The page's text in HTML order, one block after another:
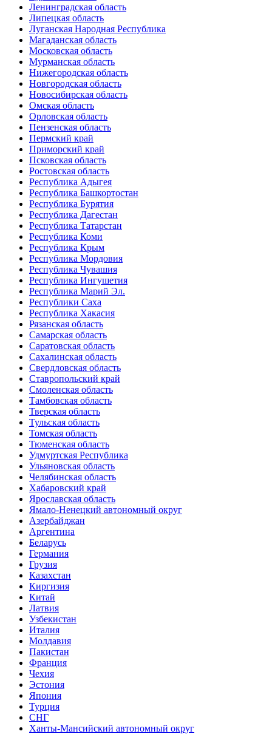
Ленинградская область
Липецкая область
Луганская Народная Республика
Магаданская область
Московская область
Мурманская область
Нижегородская область
Новгородская область
Новосибирская область
Омская область
Орловская область
Пензенская область
Пермский край
Приморский край
Псковская область
Ростовская область
Республика Адыгея
Республика Башкортостан
Республика Бурятия
Республика Дагестан
Республика Татарстан
Республика Коми
Республика Крым
Республика Мордовия
Республика Чувашия
Республика Ингушетия
Республика Марий Эл.
Республики Саха
Республика Хакасия
Рязанская область
Самарская область
Саратовская область
Сахалинская область
Свердловская область
Ставропольский край
Смоленская область
Тамбовская область
Тверская область
Тульская область
Томская область
Тюменская область
Удмуртская Республика
Ульяновская область
Челябинская область
Хабаровский край
Ярославская область
Ямало-Ненецкий автономный округ
Азербайджан
Аргентина
Беларусь
Германия
Грузия
Казахстан
Киргизия
Китай
Латвия
Узбекистан
Италия
Молдавия
Пакистан
Франция
Чехия
Эстония
Япония
Турция
СНГ
Ханты-Мансийский автономный округ